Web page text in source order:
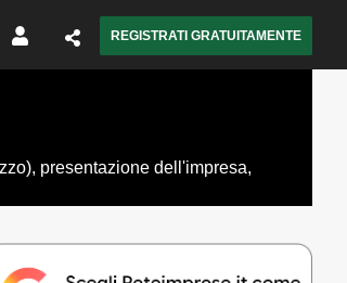
REGISTRATI GRATUITAMENTE
presentazione dell'impresa,